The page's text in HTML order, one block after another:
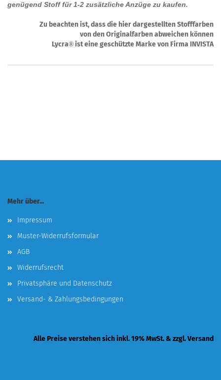
genügend Stoff für 1-2 zusätzliche Anzüge zu kaufen.
Zu beachten ist, dass die hier dargestellten Stofffarben
von den Originalfarben abweichen können
Lycra® ist eine geschützte Marke von Firma INVISTA
Mehr über...
Impressum
Muster-Widerrufsformular
AGB
Widerrufsrecht
Privatsphäre und Datenschutz
Versand- & Zahlungsbedingungen
Alle Preise verstehen sich inkl. 19% MwSt. & zzgl. Versand